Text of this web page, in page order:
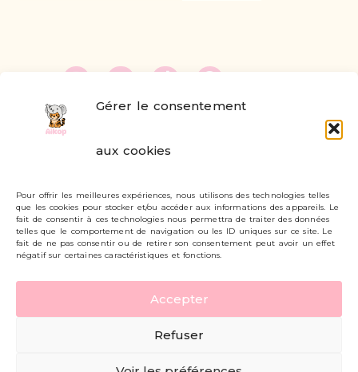
Gérer le consentement
aux cookies
Pour offrir les meilleures expériences, nous utilisons des technologies telles
que les cookies pour stocker et/ou accéder aux informations des appareils. Le
fait de consentir à ces technologies nous permettra de traiter des données
telles que le comportement de navigation ou les ID uniques sur ce site. Le
fait de ne pas consentir ou de retirer son consentement peut avoir un effet
négatif sur certaines caractéristiques et fonctions.
Accepter
Refuser
Livraisons et retours
Mon compte
Carte cadeau
Politique de confidentialité
Mentions légales - CGV